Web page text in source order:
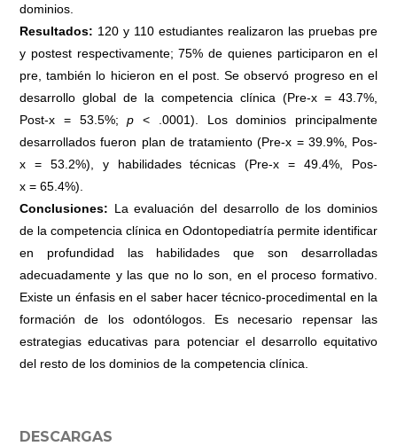
dominios.
Resultados: 120 y 110 estudiantes realizaron las pruebas pre
y postest respectivamente; 75% de quienes participaron en el
pre, también lo hicieron en el post. Se observó progreso en el
desarrollo global de la competencia clínica (Pre-x = 43.7%,
Post-x = 53.5%;p < .0001). Los dominios principalmente
desarrollados fueron plan de tratamiento (Pre-x = 39.9%, Pos-
x = 53.2%), y habilidades técnicas (Pre-x = 49.4%, Pos-
x = 65.4%).
Conclusiones: La evaluación del desarrollo de los dominios
de la competencia clínica en Odontopediatría permite identificar
en profundidad las habilidades que son desarrolladas
adecuadamente y las que no lo son, en el proceso formativo.
Existe un énfasis en el saber hacer técnico-procedimental en la
formación de los odontólogos. Es necesario repensar las
estrategias educativas para potenciar el desarrollo equitativo
del resto de los dominios de la competencia clínica.
DESCARGAS